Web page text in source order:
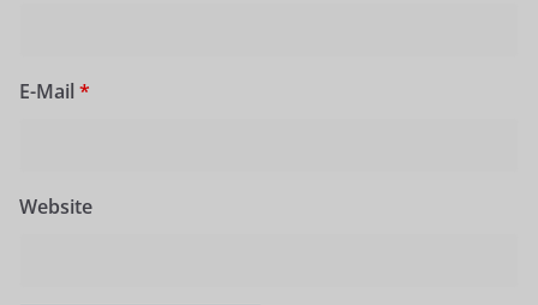
E-Mail *
Website